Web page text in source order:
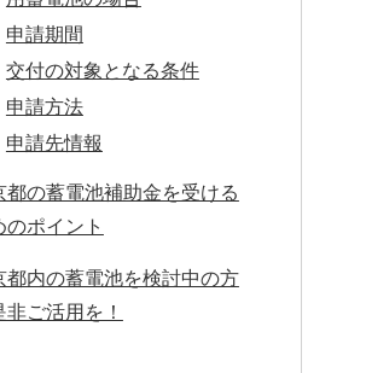
申請期間
交付の対象となる条件
申請方法
申請先情報
都の蓄電池補助金を受ける
のポイント
都内の蓄電池を検討中の方
非ご活用を！